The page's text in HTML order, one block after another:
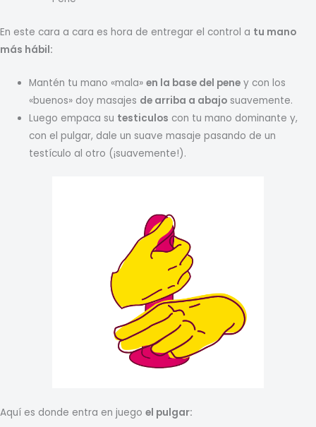
En este cara a cara es hora de entregar el control a tu mano
más hábil:
Mantén tu mano «mala»en la base del pene y con los
«buenos» doy masajes de arriba a abajo suavemente.
Luego empaca su testiculos con tu mano dominante y,
con el pulgar, dale un suave masaje pasando de un
testículo al otro (¡suavemente!).
Aquí es donde entra en juego el pulgar: